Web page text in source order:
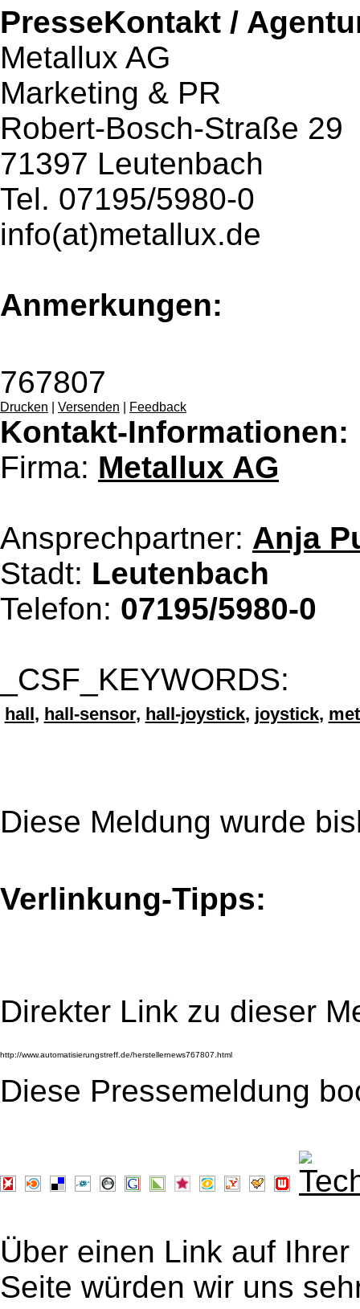
PresseKontakt /
Metallux AG
Marketing & PR
Robert-Bosch-Straße 29
71397 Leutenbach
Tel. 07195/5980-0
info(at)metallux.de
Anmerkungen:
767807
Drucken Versenden Feedback
Kontakt-Informationen:
Firma: Metallux AG
Ansprechpartner: Anja
Stadt: Leutenbach
Telefon: 07195/5980-0
_CSF_KEYWORDS:
hall , hall-sensor, hall-joystick, joystick,
Diese Meldung wurde
Verlinkung-Tipps:
Direkter Link zu dieser
Diese Pressemeldung
Über einen Link auf
Seite würden wir uns